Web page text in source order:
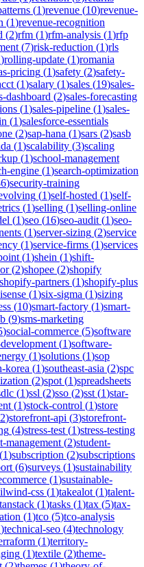
(1)revenue (10)revenue-
(1)revenue-recognition
(2)rfm (1)rfm-analysis (1)rfp
(7)risk-reduction (1)rls
)rolling-update (1)romania
pricing (1)safety (2)safety-
(1)salary (1)sales (19)sales-
dashboard (2)sales-forecasting
(1)sales-pipeline (1)sales-
(1)salesforce-essentials
(2)sap-hana (1)sars (2)sasb
(1)scalability (3)scaling
(1)school-management
engine (1)search-optimization
)security-training
(1)self-hosted (1)self-
(1)selling (1)selling-online
(1)seo (16)seo-audit (1)seo-
(1)server-sizing (2)service
(1)service-firms (1)services
(1)shein (1)shift-
(2)shopee (2)shopify
shopify-partners (1)shopify-plus
(1)six-sigma (1)sizing
(10)smart-factory (1)smart-
(9)sms-marketing
)social-commerce (5)software
(1)software-
(1)solutions (1)sop
korea (1)southeast-asia (2)spc
(2)spot (1)spreadsheets
(1)ssl (2)sso (2)sst (1)star-
(1)stock-control (1)store
2)storefront-api (3)storefront-
(4)stress-test (1)stress-testing
management (2)student-
1)subscription (2)subscriptions
(6)surveys (1)sustainability
(1)sustainable-
css (1)takealot (1)talent-
tanstack (1)tasks (1)tax (5)tax-
(1)tco (5)tco-analysis
)technical-seo (4)technology
(1)territory-
(1)textile (2)theme-